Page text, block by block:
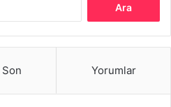
Yay Burcunun Özellikleri
Son Yorumlar